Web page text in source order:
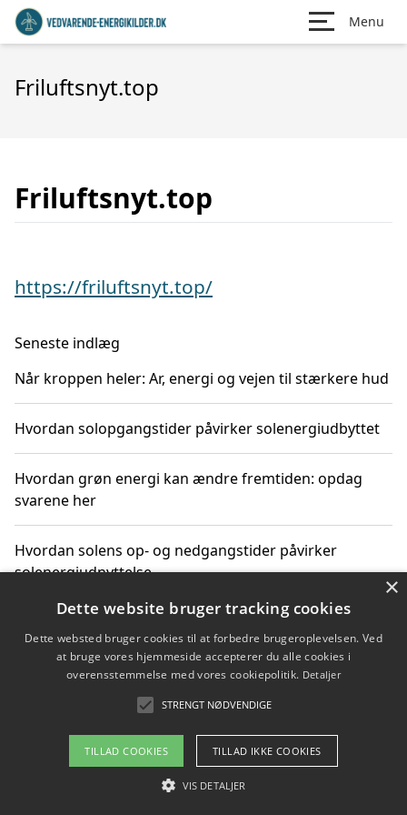
Menu
Friluftsnyt.top
Friluftsnyt.top
https://friluftsnyt.top/
Seneste indlæg
Når kroppen heler: Ar, energi og vejen til stærkere hud
Hvordan solopgangstider påvirker solenergiudbyttet
Hvordan grøn energi kan ændre fremtiden: opdag
svarene her
Hvordan solens op- og nedgangstider påvirker
solenergiudnyttelse
Hvordan du får svar på energispørgsmål om
vedvarende energikilder
Om / kontakt
Blog Betingelser
×
Dette website bruger tracking cookies
Dette websted bruger cookies til at forbedre brugeroplevelsen. Ved
at bruge vores hjemmeside accepterer du alle cookies i
overensstemmelse med vores cookiepolitik. Detaljer
STRENGT NØDVENDIGE
TILLAD COOKIES TILLAD IKKE COOKIES
VIS DETALJER